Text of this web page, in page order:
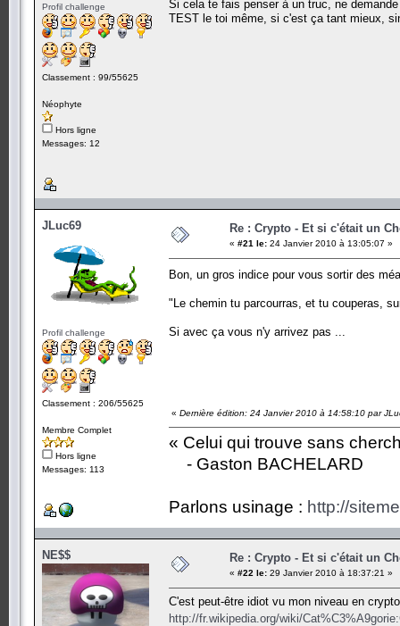
Profil challenge
Classement : 99/55625
Néophyte
Hors ligne
Messages: 12
Si cela te fais penser à un truc, ne
TEST le toi même, si c'est ça tant mieux,
JLuc69
Profil challenge
Classement : 206/55625
Membre Complet
Hors ligne
Messages: 113
Re : Crypto - Et si c'était un
« #21 le: 24 Janvier 2010 à 13:05:07 »
Bon, un gros indice pour vous sortir des
"Le chemin tu parcourras, et tu couperas,
Si avec ça vous n'y arrivez pas ...
« Dernière édition: 24 Janvier 2010 à 14:58:10 par
« Celui qui trouve sans
- Gaston BACHELARD
Parlons usinage : http://
NE$$ Re : Crypto - Et si c'était un
« #22 le: 29 Janvier 2010 à 18:37:21 »
C'est peut-être idiot vu mon niveau en
http://fr.wikipedia.org/wiki/